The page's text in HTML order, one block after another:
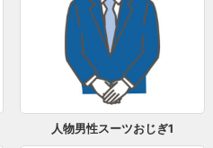
人物男性スーツおじぎ1